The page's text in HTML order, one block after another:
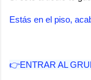
Estás en el piso,
👉ENTRAR AL